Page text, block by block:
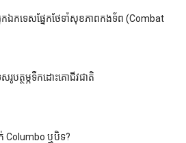
កឯកទេសផ្នែកថែទាំសុខភាពកងទ័ព (Combat
រូបត្ថម្ភទឹកដោះគោជីវជាតិ
Columbo ឬបិទ?